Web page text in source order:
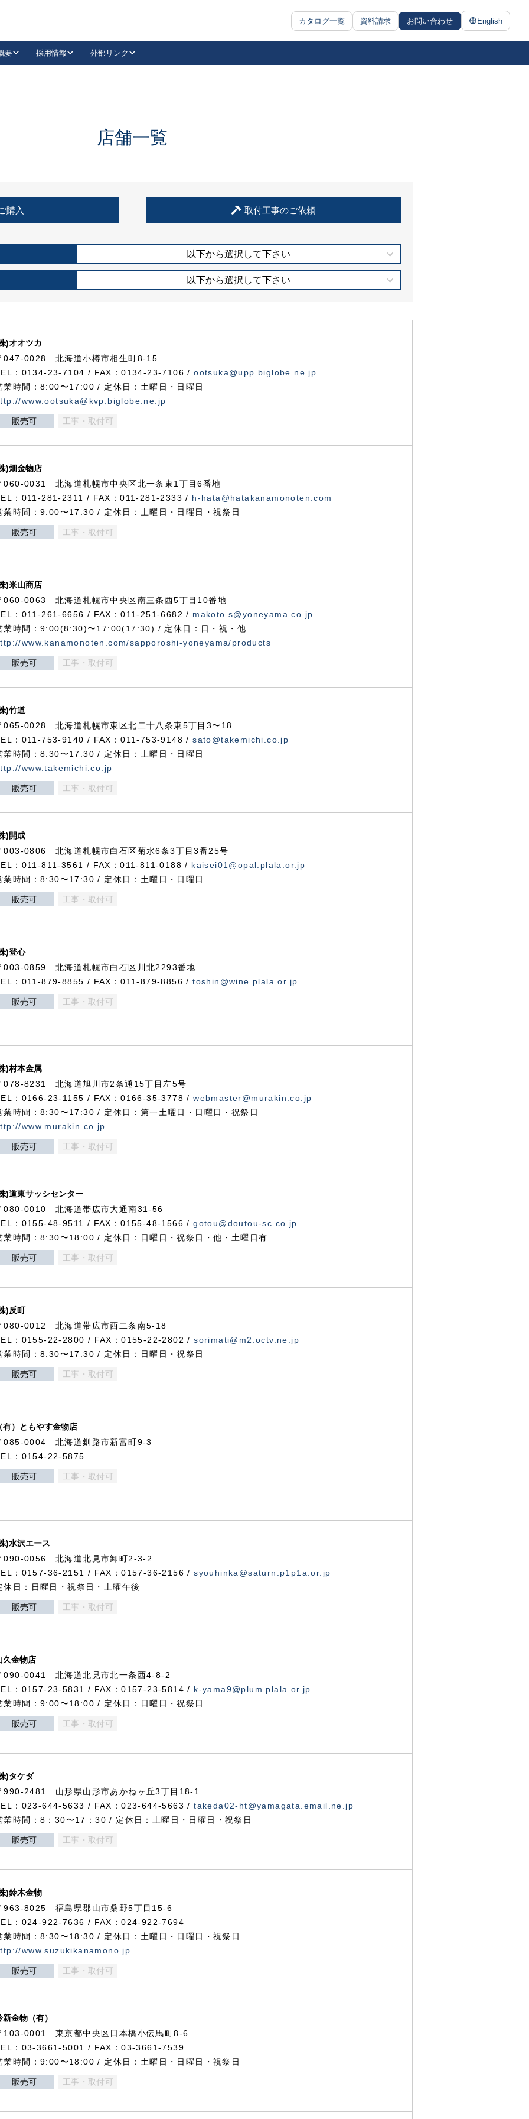
カタログ一覧 資料請求 お問い合わせ English
抗ウイルス・抗菌製品
要 採用情報 外部リンク
LinkedIn
住宅使用部材標準化推進協議会
店舗一覧
購入 取付工事のご依頼
以下から選択して下さい
以下から選択して下さい
)オオツカ
047-0028 北海道小樽市相生町8-15
：0134-23-7104 / FAX：0134-23-7106 /ootsuka@upp.biglobe.ne.jp
業時間：8:00〜17:00 / 定休日：土曜日・日曜日
www.ootsuka@kvp.biglobe.ne.jp
販売可 工事・取付可
)畑金物店
060-0031 北海道札幌市中央区北一条東1丁目6番地
：011-281-2311 / FAX：011-281-2333 / h-hata@hatakanamonoten.com
業時間：9:00〜17:30 / 定休日：土曜日・日曜日・祝祭日
販売可 工事・取付可
)米山商店
060-0063 北海道札幌市中央区南三条西5丁目10番地
：011-261-6656 / FAX：011-251-6682 / makoto.s@yoneyama.co.jp
業時間：9:00(8:30)〜17:00(17:30) / 定休日：日・祝・他
www.kanamonoten.com/sapporoshi-yoneyama/products
販売可 工事・取付可
)竹道
065-0028 北海道札幌市東区北二十八条東5丁目3〜18
：011-753-9140 / FAX：011-753-9148 /sato@takemichi.co.jp
業時間：8:30〜17:30 / 定休日：土曜日・日曜日
www.takemichi.co.jp
販売可 工事・取付可
)開成
003-0806 北海道札幌市白石区菊水6条3丁目3番25号
：011-811-3561 / FAX：011-811-0188 / kaisei01@opal.plala.or.jp
業時間：8:30〜17:30 / 定休日：土曜日・日曜日
販売可 工事・取付可
)登心
003-0859 北海道札幌市白石区川北2293番地
：011-879-8855 / FAX：011-879-8856 /toshin@wine.plala.or.jp
販売可 工事・取付可
)村本金属
078-8231 北海道旭川市2条通15丁目左5号
：0166-23-1155 / FAX：0166-35-3778 /webmaster@murakin.co.jp
業時間：8:30〜17:30 / 定休日：第一土曜日・日曜日・祝祭日
www.murakin.co.jp
販売可 工事・取付可
)道東サッシセンター
080-0010 北海道帯広市大通南31-56
：0155-48-9511 / FAX：0155-48-1566 /gotou@doutou-sc.co.jp
業時間：8:30〜18:00 / 定休日：日曜日・祝祭日・他・土曜日有
販売可 工事・取付可
)反町
080-0012 北海道帯広市西二条南5-18
：0155-22-2800 / FAX：0155-22-2802 /sorimati@m2.octv.ne.jp
業時間：8:30〜17:30 / 定休日：日曜日・祝祭日
販売可 工事・取付可
有）ともやす金物店
085-0004 北海道釧路市新富町9-3
：0154-22-5875
販売可 工事・取付可
)水沢エース
090-0056 北海道北見市卸町2-3-2
：0157-36-2151 / FAX：0157-36-2156 /syouhinka@saturn.p1p1a.or.jp
休日：日曜日・祝祭日・土曜午後
販売可 工事・取付可
久金物店
090-0041 北海道北見市北一条西4-8-2
：0157-23-5831 / FAX：0157-23-5814 / k-yama9@plum.plala.or.jp
業時間：9:00〜18:00 / 定休日：日曜日・祝祭日
販売可 工事・取付可
)タケダ
990-2481 山形県山形市あかねヶ丘3丁目18-1
：023-644-5633 / FAX：023-644-5663 /takeda02-ht@yamagata.email.ne.jp
業時間：8：30〜17：30 / 定休日：土曜日・日曜日・祝祭日
販売可 工事・取付可
)鈴木金物
963-8025 福島県郡山市桑野5丁目15-6
：024-922-7636 / FAX：024-922-7694
業時間：8:30〜18:30 / 定休日：土曜日・日曜日・祝祭日
www.suzukikanamono.jp
販売可 工事・取付可
新金物（有）
103-0001 東京都中央区日本橋小伝馬町8-6
：03-3661-5001 / FAX：03-3661-7539
業時間：9:00〜18:00 / 定休日：土曜日・日曜日・祝祭日
販売可 工事・取付可